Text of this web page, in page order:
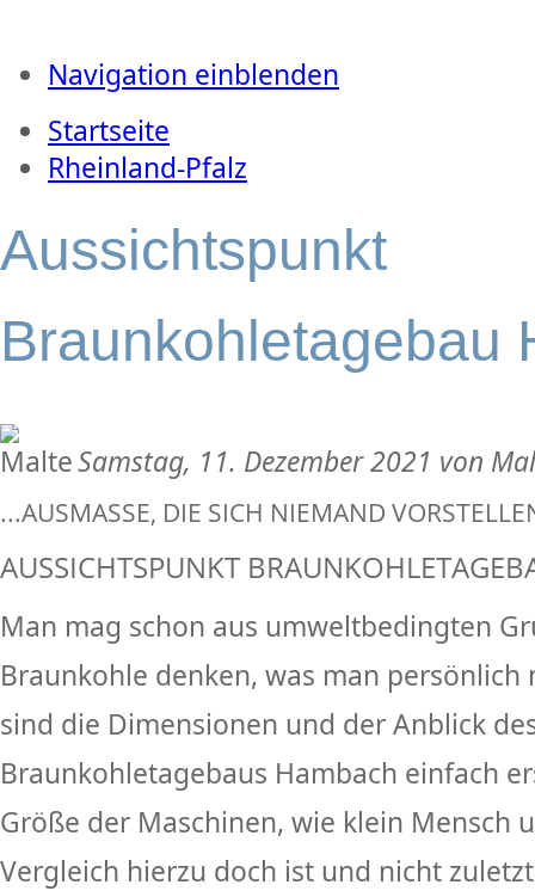
Navigation einblenden
Startseite
Rheinland-Pfalz
Aussichtspunkt
Braunkohletagebau
Samstag, 11. Dezember 2021 von
...AUSMASSE, DIE SICH NIEMAND
AUSSICHTSPUNKT
Man mag schon aus umweltbedingten
Braunkohle denken, was man persönlich
sind die Dimensionen und der Anblick
Braunkohletagebaus Hambach einfach
Größe der Maschinen, wie klein Mensch
Vergleich hierzu doch ist und nicht